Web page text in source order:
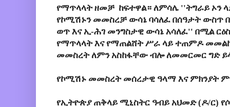
የማጥላላት ዘመቻ ከፍተዋል። ለምሳሌ ''ትግራይ ኦን
የኮሚሽኑን መመስረቻ ውሳኔ ባሳለፈ በሰዓታት ውስጥ
ወጥ እና ኢ-ሕገ መንግስታዊ ውሳኔ አሳለፈ'' በሚል
የማጥላላት እና የማጠልሸት ሥራ ላይ ተጠምዶ
መመስረት ለምን አስከፋቸው ብሎ ለመመርመር ግድ
የኮሚሽኑ መመስረት መሰረታዊ ዓላማ እና ምክንያት
የኢትዮጵያ ጠቅላይ ሚኒስትር ዓብይ አህመድ (ዶ/ር)